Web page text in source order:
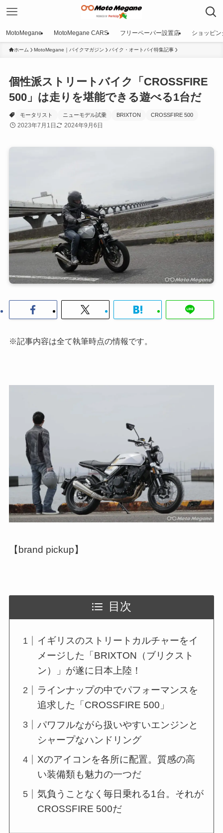
MotoMegane MotoMegane CARS フリーペーパー設置店 ショッピン
ホーム MotoMegane｜バイクマガジン バイク・オートバイ特集記事
個性派ストリートバイク「CROSSFIRE
500」は走りを堪能できる遊べる1台だ
モータリスト ニューモデル試乗 BRIXTON CROSSFIRE 500
2023年7月1日 2024年9月6日
※記事内容は全て執筆時点の情報です。
【brand pickup】
目次
イギリスのストリートカルチャーをイ
メージした「BRIXTON（ブリクスト
ン）」が遂に日本上陸！
ラインナップの中でパフォーマンスを
追求した「CROSSFIRE 500」
パワフルながら扱いやすいエンジンと
シャープなハンドリング
Xのアイコンを各所に配置。質感の高
い装備類も魅力の一つだ
気負うことなく毎日乗れる1台。それが
CROSSFIRE 500だ